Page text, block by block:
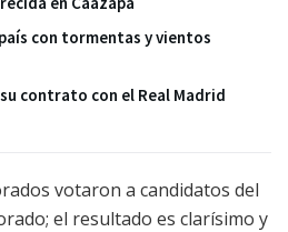
con tormentas y vientos
contrato con el Real Madrid
votaron a candidatos del
el resultado es clarísimo y